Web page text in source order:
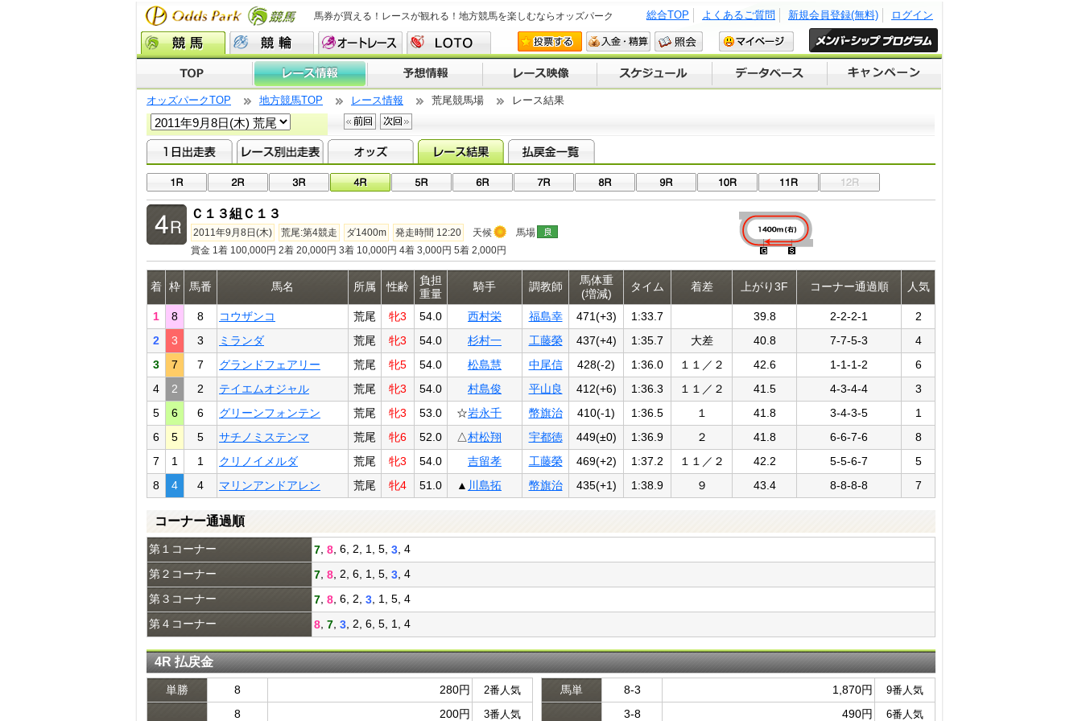
馬券が買える！レースが観れる！地方競馬を楽しむならオッズパーク ログイン
新規会員登録(無料)
よくあるご質問
総合TOP
オッズパークTOP 地方競馬TOP レース情報 荒尾競馬場 レース結果
Ｃ１３組Ｃ１３
2011年9月8日(木) 荒尾:第4競走 ダ1400m 発走時間 12:20 天候
馬場
賞金 1着 100,000円 2着 20,000円 3着 10,000円 4着 3,000円 5着 2,000円
着 枠 馬番 馬名 所属 性齢
負担
重量
騎手 調教師
馬体重
(増減)
タイム 着差 上がり3F コーナー通過順 人気
1 8 8 コウザンコ 荒尾 牝3 54.0 西村栄 福島幸 471(+3) 1:33.7 39.8 2-2-2-1
2
2
3 3 ミランダ 荒尾 牝3 54.0 杉村一 工藤榮 437(+4) 1:35.7 大差 40.8 7-7-5-3
4
3
7 7 グランドフェアリー 荒尾 牝5 54.0 松島慧 中尾信 428(-2) 1:36.0 １１／２ 42.6 1-1-1-2
6
4
2 2 テイエムオジャル 荒尾 牝3 54.0 村島俊 平山良 412(+6) 1:36.3 １１／２ 41.5 4-3-4-4
3
5
6 6 グリーンフォンテン 荒尾 牝3 53.0 ☆岩永千 幣旗治 410(-1) 1:36.5 １ 41.8 3-4-3-5
1
6
5 5 サチノミステンマ 荒尾 牝6 52.0 △村松翔 宇都徳 449(±0) 1:36.9 ２ 41.8 6-6-7-6
8
7
1 1 クリノイメルダ 荒尾 牝3 54.0 吉留孝 工藤榮 469(+2) 1:37.2 １１／２ 42.2 5-5-6-7
5
8
4 4 マリンアンドアレン 荒尾 牝4 51.0 ▲ 川島拓 幣旗治 435(+1) 1:38.9 ９ 43.4 8-8-8-8 7
コーナー通過順
第１コーナー 7 8 , 6, 2, 1, 5, 3 , 4
第２コーナー
7 8 , 2, 6, 1, 5, 3 , 4
第３コーナー
7 8 , 6, 2, 3 , 1, 5, 4
第４コーナー
8 7 3 , 2, 6, 5, 1, 4
4R 払戻金
単勝 8 280円 2番人気
8 200円 3番人気
馬単 8-3 1,870円 9番人気
3-8 490円 6番人気